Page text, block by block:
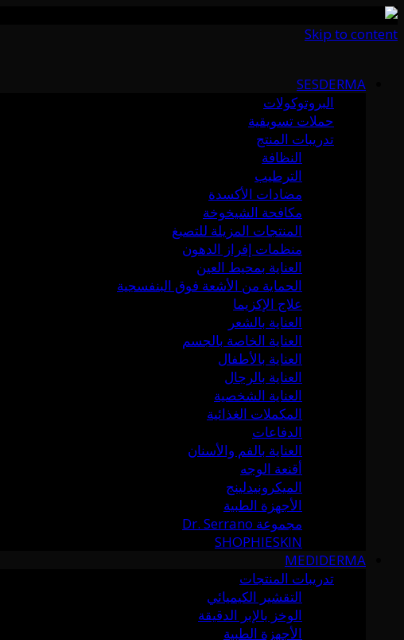
Skip to content
SESDERMA
البروتوكولات
حملات تسويقية
تدريبات المنتج
النظافة
الترطيب
مضادات الأكسدة
مكافحة الشيخوخة
المنتجات المزيلة للتصبغ
منظمات إفراز الدهون
العناية بمحيط العين
الحماية من الأشعة فوق البنفسجية
علاج الإكزيما
العناية بالشعر
العناية الخاصة بالجسم
العناية بالأطفال
العناية بالرجال
العناية الشخصية
المكملات الغذائية
الدفاعات
العناية بالفم والأسنان
أقنعة الوجه
الميكرونيدلينج
الأجهزة الطبية
مجموعة Dr. Serrano
SHOPHIESKIN
MEDIDERMA
تدريبات المنتجات
التقشير الكيميائي
الوخز بالإبر الدقيقة
الأجهزة الطبية